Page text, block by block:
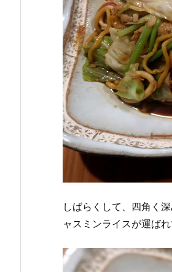
しばらくして、四角く
ャスミンライスが運ば